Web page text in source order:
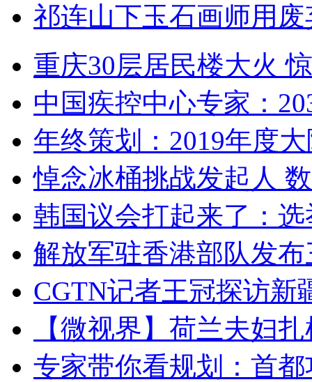
祁连山下玉石画师用
重庆30层居民楼大火
中国疾控中心专家：
年终策划：2019年度
悼念冰桶挑战发起人
韩国议会打起来了：
解放军驻香港部队发
CGTN记者王冠探访新
【微视界】荷兰夫妇
专家带你看规划：首